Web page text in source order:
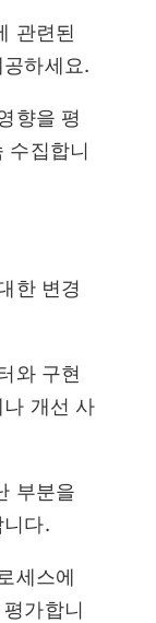
관련된
하세요.
향을 평
수집합니
한 변경
와 구현
개선 사
부분을
다.
세스에
가합니